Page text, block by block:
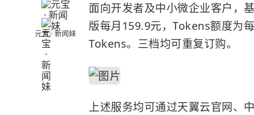
元宝 · 新闻妹
面向开发者及中小微企业客户，
版每月159.9元，Tokens额度为
Tokens。三档均可重复订购。
上述服务均可通过天翼云官网、